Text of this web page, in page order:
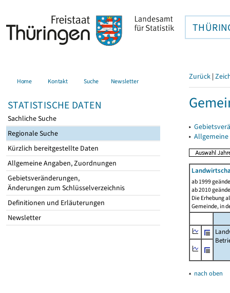
Home Kontakt Suche Newsletter
STATISTISCHE DATEN
Sachliche Suche
Regionale Suche
Kürzlich bereitgestellte Daten
Allgemeine Angaben, Zuordnungen
Gebietsveränderungen,
Änderungen zum Schlüsselverzeichnis
Definitionen und Erläuterungen
Newsletter
Zurück |
▸
▸
ab 1999
ab 2010
Die Erhebung
Gemeinde, in
▴ nach oben